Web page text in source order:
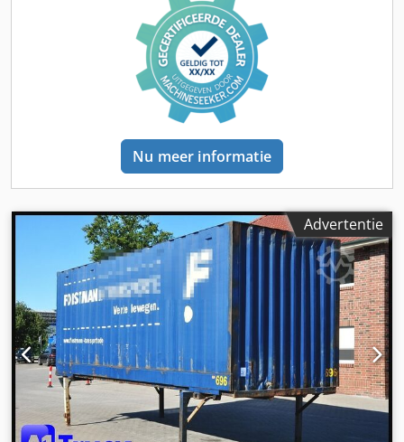
voor aanvragen: 40142 Krone, wissellaadbak / container *
Bouwjaar: 2005 Chodpfsyikugex Ak Aoa * 7,82 m * Vast dak
* Portaaldeuren * Textieluitvoering * Volledig dubbeldek
incl. draagbalken * Geschikt voor spoorvervoer – kraanbaar
* Overig * Totaalgewicht: 16.000 kg * Leeggewicht: 3.400 kg
* Laadvermogen: 12.600 kg * Toegestaan totaalgewicht:
16.000 kg * Binnenafmetingen: L=7700 mm, B=2480 mm,
H=2700 mm * Binnenvolume*: 52 m² * Hoekbeslagmaat E =
5853 mm * Overhangmaat: 983 mm * Onderstelhoogte:
1120 mm * Palletplaatsen: 19 * Wissellaadbak 7,82 m *
Wijzigingen, tussentijdse verkoop en fouten voorbehouden
Meer foto’s en video’s vindt u op onze website. Onze
uitgebreide service omvat onder andere: * Inkoop /
verkoop / verhuur van bedrijfswagens * Snelle en
eenvoudige financiering * Aanvragen van alle (export)
documenten * Bestellen van export- /
douanekentekenplaten * Voertuigvoorbereiding: nieuwe
zeilen, belettering, spuitwerk etc. * Professioneel laden /
ladingszekering * Keuring en registratie (TüV,
kentekenservice) * Overbringing van bedrijfswagens Vraag
gerust ons deskundig personeel om advies, wij helpen u
graag.
Nu meer informatie
Advertentie